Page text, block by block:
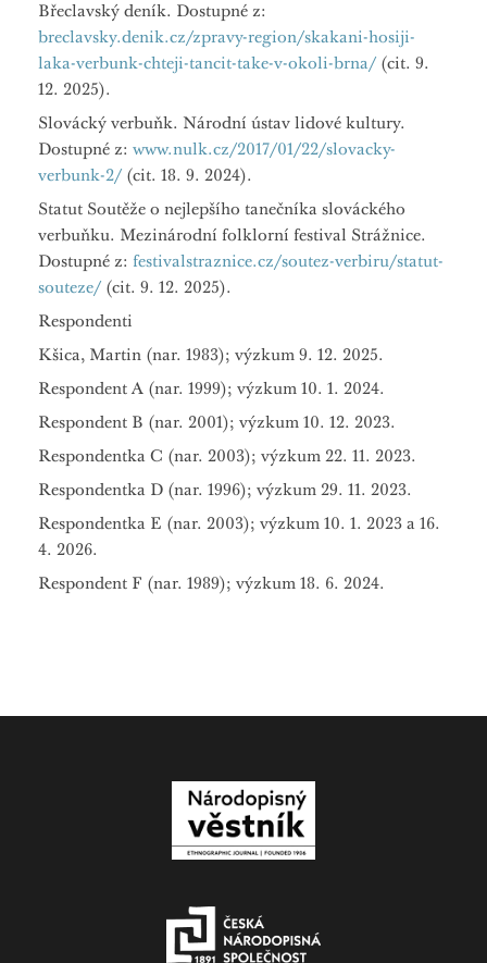
Břeclavský deník. Dostupné z:
breclavsky.denik.cz/zpravy-region/skakani-hosiji-
laka-verbunk-chteji-tancit-take-v-okoli-brna/ (cit. 9.
12. 2025).
Slovácký verbuňk. Národní ústav lidové kultury.
Dostupné z: www.nulk.cz/2017/01/22/slovacky-
verbunk-2/ (cit. 18. 9. 2024).
Statut Soutěže o nejlepšího tanečníka slováckého
verbuňku. Mezinárodní folklorní festival Strážnice.
Dostupné z: festivalstraznice.cz/soutez-verbiru/statut-
souteze/ (cit. 9. 12. 2025).
Respondenti
Kšica, Martin (nar. 1983); výzkum 9. 12. 2025.
Respondent A (nar. 1999); výzkum 10. 1. 2024.
Respondent B (nar. 2001); výzkum 10. 12. 2023.
Respondentka C (nar. 2003); výzkum 22. 11. 2023.
Respondentka D (nar. 1996); výzkum 29. 11. 2023.
Respondentka E (nar. 2003); výzkum 10. 1. 2023 a 16.
4. 2026.
Respondent F (nar. 1989); výzkum 18. 6. 2024.